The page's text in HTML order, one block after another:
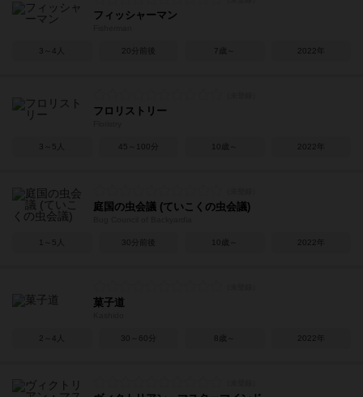
フィッシャーマン
3～4人 20分前後 7歳～ 2022年
フロリストリー
3～5人 45～100分 10歳～ 2022年
庭国の虫会議 (ていこくの虫会議)
1～5人 30分前後 10歳～ 2022年
菓子道
2～4人 30～60分 8歳～ 2022年